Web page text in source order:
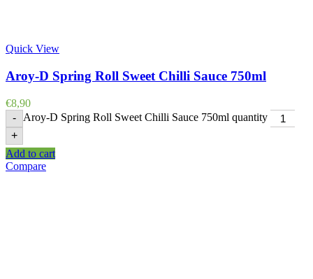
Quick View
Aroy-D Spring Roll Sweet Chilli Sauce 750ml
€8,90
-
Aroy-D Spring Roll Sweet Chilli Sauce 750ml quantity
+
Add to cart
Compare